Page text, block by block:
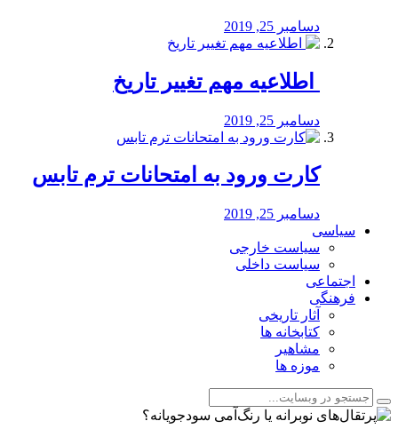
دسامبر 25, 2019
️ اطلاعیه مهم تغییر تاریخ
دسامبر 25, 2019
کارت ورود به امتحانات ترم تابس
دسامبر 25, 2019
سیاسی
سیاست خارجی
سیاست داخلی
اجتماعی
فرهنگی
آثار تاریخی
کتابخانه ها
مشاهیر
موزه ها